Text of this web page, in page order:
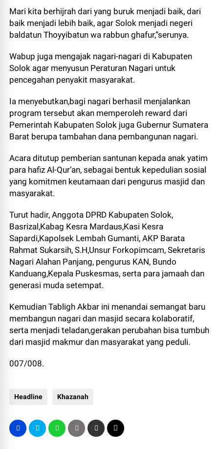
Mari kita berhijrah dari yang buruk menjadi baik, dari
baik menjadi lebih baik, agar Solok menjadi negeri
baldatun Thoyyibatun wa rabbun ghafur,”serunya.
Wabup juga mengajak nagari-nagari di Kabupaten
Solok agar menyusun Peraturan Nagari untuk
pencegahan penyakit masyarakat.
Ia menyebutkan,bagi nagari berhasil menjalankan
program tersebut akan memperoleh reward dari
Pemerintah Kabupaten Solok juga Gubernur Sumatera
Barat berupa tambahan dana pembangunan nagari.
Acara ditutup pemberian santunan kepada anak yatim
para hafiz Al-Qur’an, sebagai bentuk kepedulian sosial
yang komitmen keutamaan dari pengurus masjid dan
masyarakat.
Turut hadir, Anggota DPRD Kabupaten Solok,
Basrizal,Kabag Kesra Mardaus,Kasi Kesra
Sapardi,Kapolsek Lembah Gumanti, AKP Barata
Rahmat Sukarsih, S.H,Unsur Forkopimcam, Sekretaris
Nagari Alahan Panjang, pengurus KAN, Bundo
Kanduang,Kepala Puskesmas, serta para jamaah dan
generasi muda setempat.
Kemudian Tabligh Akbar ini menandai semangat baru
membangun nagari dan masjid secara kolaboratif,
serta menjadi teladan,gerakan perubahan bisa tumbuh
dari masjid makmur dan masyarakat yang peduli.
007/008.
Headline Khazanah